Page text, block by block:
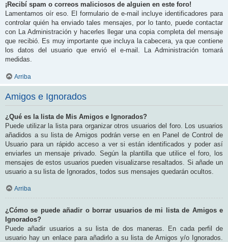
¡Recibí spam o correos maliciosos de alguien en este foro!
Lamentamos oír eso. El formulario de e-mail incluye identificadores para
controlar quién ha enviado tales mensajes, por lo tanto, puede contactar
con La Administración y hacerles llegar una copia completa del mensaje
que recibió. Es muy importante que incluya la cabecera, ya que contiene
los datos del usuario que envió el e-mail. La Administración tomará
medidas.
Arriba
Amigos e Ignorados
¿Qué es la lista de Mis Amigos e Ignorados?
Puede utilizar la lista para organizar otros usuarios del foro. Los usuarios
añadidos a su lista de Amigos podrán verse en en Panel de Control de
Usuario para un rápido acceso a ver si están identificados y poder así
enviarles un mensaje privado. Según la plantilla que utilice el foro, los
mensajes de estos usuarios pueden visualizarse resaltados. Si añade un
usuario a su lista de Ignorados, todos sus mensajes quedarán ocultos.
Arriba
¿Cómo se puede añadir o borrar usuarios de mi lista de Amigos e
Ignorados?
Puede añadir usuarios a su lista de dos maneras. En cada perfil de
usuario hay un enlace para añadirlo a su lista de Amigos y/o Ignorados.